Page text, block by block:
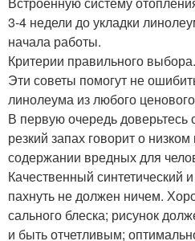
3-4 недели до укладки
начала работы.
Критерии правильного выбора.
Эти советы помогут не
линолеума из любого
В первую очередь
резкий запах говорит о
содержании вредных для
Качественный синтетический
пахнуть не должен ничем.
сального блеска; рисунок
и быть отчетливым;